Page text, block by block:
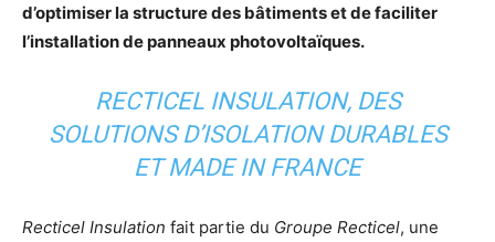
d’optimiser la structure des bâtiments et de faciliter
l’installation de panneaux photovoltaïques.
RECTICEL INSULATION, DES
SOLUTIONS D’ISOLATION DURABLES
ET MADE IN FRANCE
Recticel Insulation fait partie du Groupe Recticel, une